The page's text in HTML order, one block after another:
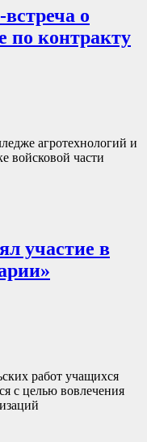
о
по контракту
агротехнологий и
войсковой части
участие в
работ учащихся
с целью вовлечения